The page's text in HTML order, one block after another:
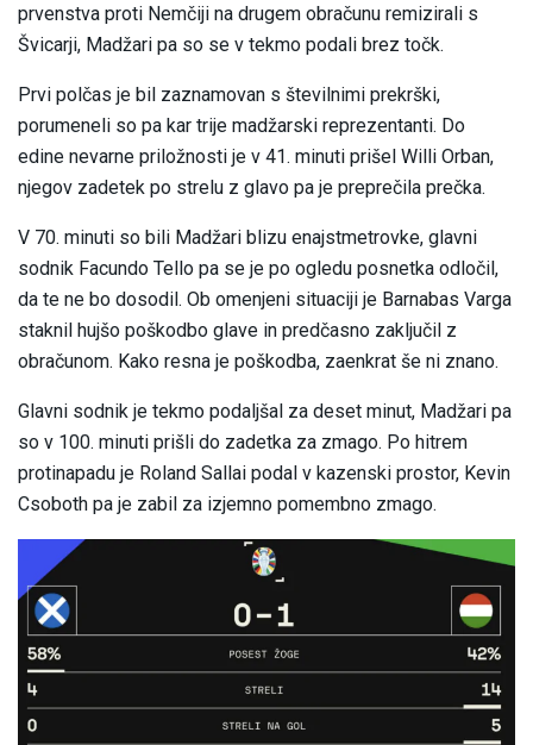
prvenstva proti Nemčiji na drugem obračunu remizirali s
Švicarji, Madžari pa so se v tekmo podali brez točk.
Prvi polčas je bil zaznamovan s številnimi prekrški,
porumeneli so pa kar trije madžarski reprezentanti. Do
edine nevarne priložnosti je v 41. minuti prišel Willi Orban,
njegov zadetek po strelu z glavo pa je preprečila prečka.
V 70. minuti so bili Madžari blizu enajstmetrovke, glavni
sodnik Facundo Tello pa se je po ogledu posnetka odločil,
da te ne bo dosodil. Ob omenjeni situaciji je Barnabas Varga
staknil hujšo poškodbo glave in predčasno zaključil z
obračunom. Kako resna je poškodba, zaenkrat še ni znano.
Glavni sodnik je tekmo podaljšal za deset minut, Madžari pa
so v 100. minuti prišli do zadetka za zmago. Po hitrem
protinapadu je Roland Sallai podal v kazenski prostor, Kevin
Csoboth pa je zabil za izjemno pomembno zmago.